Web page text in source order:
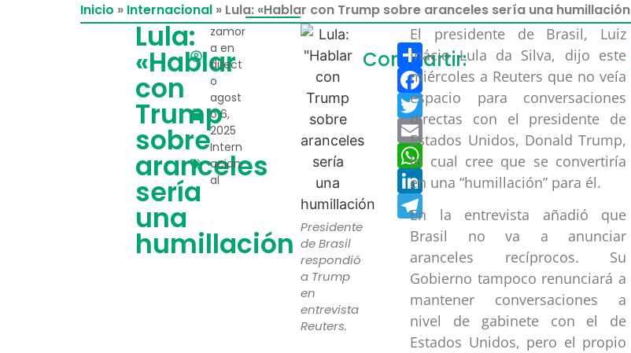
Inicio » Internacional » Lula: «Hablar con Trump sobre aranceles sería una humillación
Lula:
«Hablar
con
Trump
sobre
aranceles
sería
una
humillación
zamor
a en
direct
o
agost
o 6,
2025
Intern
acion
al
Presidente
de Brasil
respondió
a Trump
en
entrevista
Reuters.
Compartir:
Compartir
Facebook
Twitter
Email
WhatsApp
LinkedIn
El presidente de Brasil, Luiz
Inácio Lula da Silva, dijo este
miércoles a Reuters que no veía
espacio para conversaciones
directas con el presidente de
Estados Unidos, Donald Trump,
lo cual cree que se convertiría
en una “humillación” para él.
En la entrevista añadió que
Brasil no va a anunciar
aranceles recíprocos. Su
Gobierno tampoco renunciará a
mantener conversaciones a
nivel de gabinete con el de
Estados Unidos, pero el propio